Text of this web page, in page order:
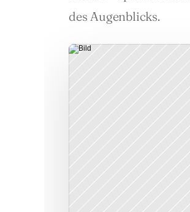
des Augenblicks.